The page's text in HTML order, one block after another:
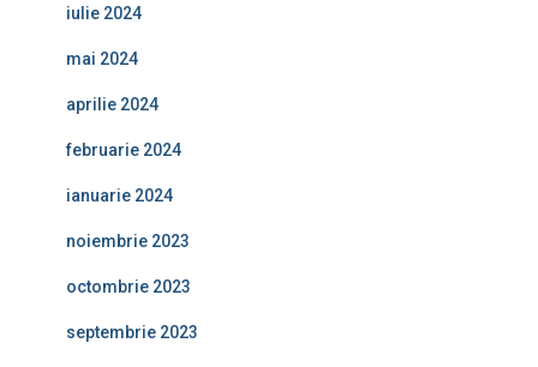
iulie 2024
mai 2024
aprilie 2024
februarie 2024
ianuarie 2024
noiembrie 2023
octombrie 2023
septembrie 2023